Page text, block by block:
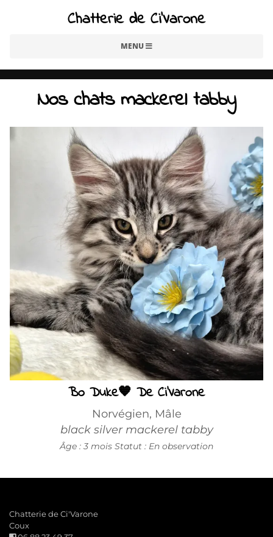
Chatterie de Ci'Varone
MENU
Nos chats mackerel tabby
Bo Duke🧡 De Ci'Varone
Norvégien, Mâle
black silver mackerel tabby
Âge : 3 mois Statut : En observation
Chatterie de Ci'Varone
Coux